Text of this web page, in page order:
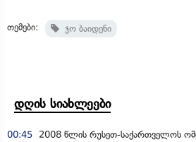
თემები: ჯო ბაიდენი
დღის სიახლეები
00:45 2008 წლის რუსეთ-საქართველოს